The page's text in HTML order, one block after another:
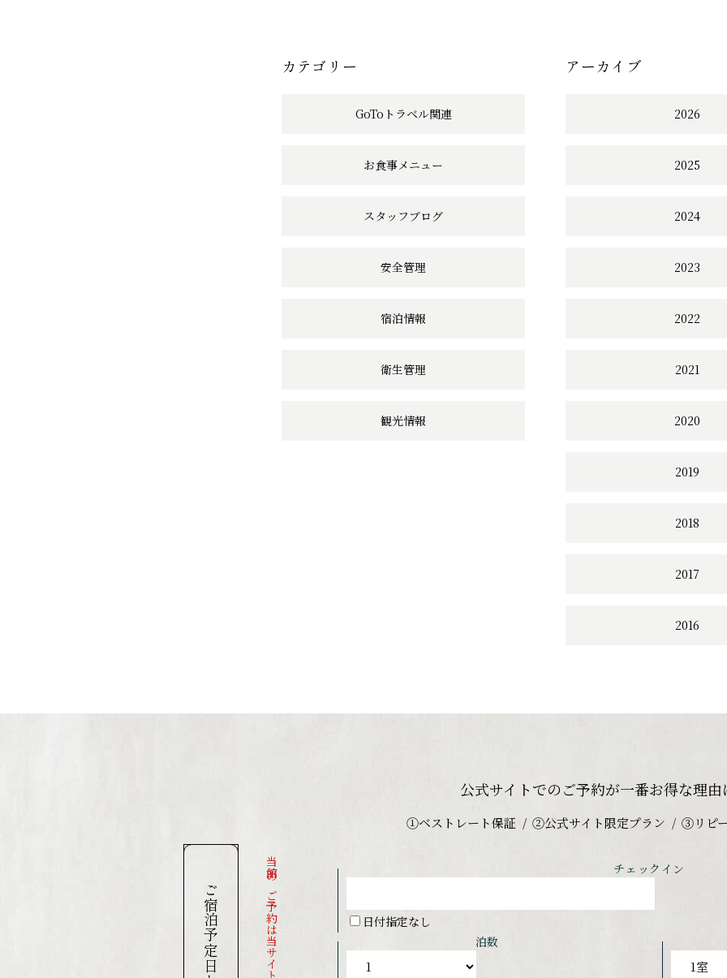
の
ン
ク
カテゴリー
GoToトラベル関連
お食事メニュー
スタッフブログ
安全管理
宿泊情報
衛生管理
観光情報
アーカイブ
2026
2025
2024
2023
2022
2021
2020
2019
2018
2017
2016
公式サイトでのご予約が一番お得な理
①ベストレート保証 ②公式サイト限定プラン ③リピ
チェックイン
日付指定なし
泊数